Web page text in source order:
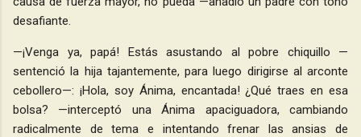
desafiante.
—¡Venga ya, papá! Estás asustando al pobre chiquillo —
sentenció la hija tajantemente, para luego dirigirse al arconte
cebollero—: ¡Hola, soy Ánima, encantada! ¿Qué traes en esa
bolsa? —interceptó una Ánima apaciguadora, cambiando
radicalmente de tema e intentando frenar las ansias de